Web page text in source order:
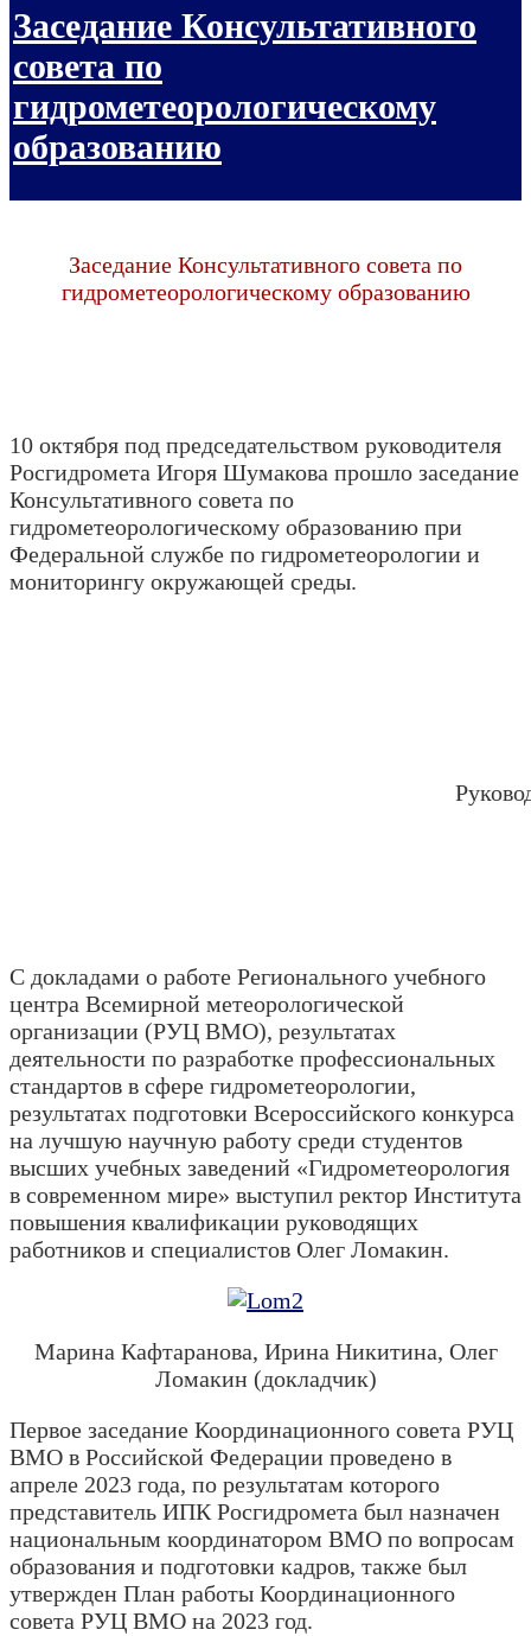
Заседание Консультативного
совета по
гидрометеорологическому
образованию
Заседание Консультативного совета по
гидрометеорологическому образованию
10 октября под председательством руководителя
Росгидромета Игоря Шумакова прошло заседание
Консультативного совета по
гидрометеорологическому образованию при
Федеральной службе по гидрометеорологии и
мониторингу окружающей среды.
С докладами о работе Регионального учебного
центра Всемирной метеорологической
организации (РУЦ ВМО), результатах
деятельности по разработке профессиональных
стандартов в сфере гидрометеорологии,
результатах подготовки Всероссийского конкурса
на лучшую научную работу среди студентов
высших учебных заведений «Гидрометеорология
в современном мире» выступил ректор Института
повышения квалификации руководящих
работников и специалистов Олег Ломакин.
Марина Кафтаранова, Ирина Никитина, Олег
Ломакин (докладчик)
Первое заседание Координационного совета РУЦ
ВМО в Российской Федерации проведено в
апреле 2023 года, по результатам которого
представитель ИПК Росгидромета был назначен
национальным координатором ВМО по вопросам
образования и подготовки кадров, также был
утвержден План работы Координационного
совета РУЦ ВМО на 2023 год.